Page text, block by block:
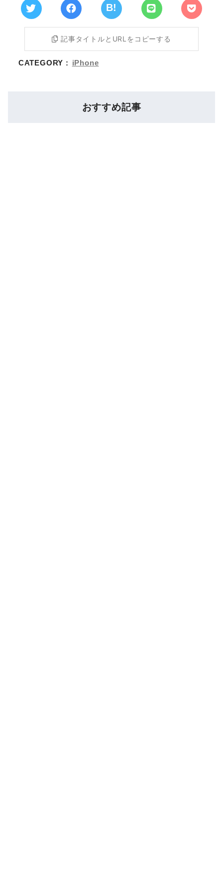
記事タイトルとURLをコピーする
CATEGORY : iPhone
おすすめ記事